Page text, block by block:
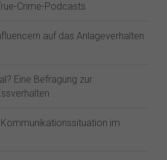
Crime-Podcasts
auf das Anlageverhalten
Eine Befragung zur
im